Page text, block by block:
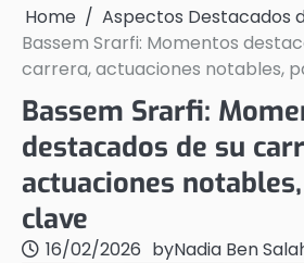
Home
Aspectos Destacados
Bassem Srarfi: Momentos
carrera, actuaciones notables,
Bassem Srarfi:
destacados de su
actuaciones
clave
16/02/2026 byNadia Ben